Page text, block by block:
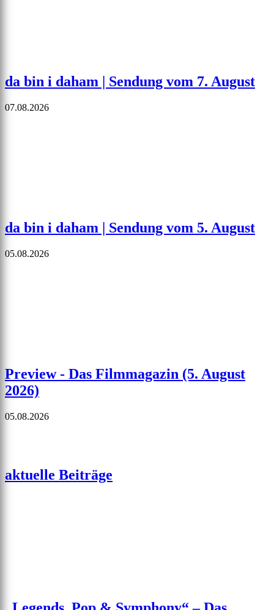
da bin i daham | Sendung vom 7. August
07.08.2026
da bin i daham | Sendung vom 5. August
05.08.2026
Preview - Das Filmmagazin (5. August
2026)
05.08.2026
aktuelle Beiträge